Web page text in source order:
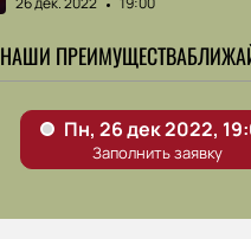
НАШИ ПРЕИМУЩЕСТВА